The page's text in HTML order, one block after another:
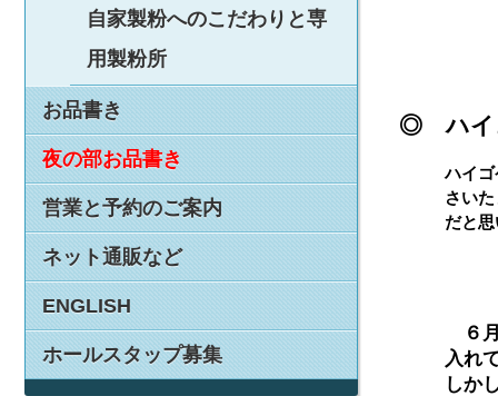
６
入れ
しか
ハイ
さい
だと
◎ ハイ
自家製粉へのこだわりと専
用製粉所
お品書き
夜の部お品書き
営業と予約のご案内
ネット通販など
ENGLISH
ホールスタップ募集